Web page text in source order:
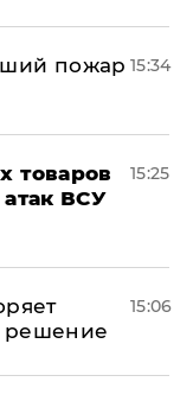
пожар 15:34
товаров
ВСУ
15:25
решение
15:06